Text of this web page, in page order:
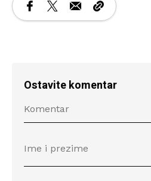
Ostavite komentar